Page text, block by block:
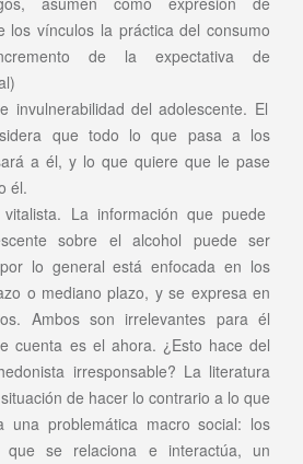
los vínculos la práctica del consumo
de la expectativa de
invulnerabilidad del adolescente. El
que todo lo que pasa a los
a él, y lo que quiere que le pase
él.
vitalista. La información que puede
sobre el alcohol puede ser
lo general está enfocada en los
o mediano plazo, y se expresa en
Ambos son irrelevantes para él
cuenta es el ahora. ¿Esto hace del
irresponsable? La literatura
de hacer lo contrario a lo que
una problemática macro social: los
se relaciona e interactúa, un